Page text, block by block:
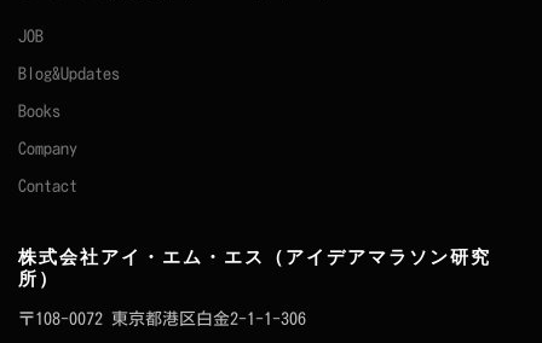
JOB
Blog&Updates
Books
Company
Contact
株式会社アイ・エム・エス（アイデアマラソン研究
所）
〒108-0072 東京都港区白金2-1-1-306